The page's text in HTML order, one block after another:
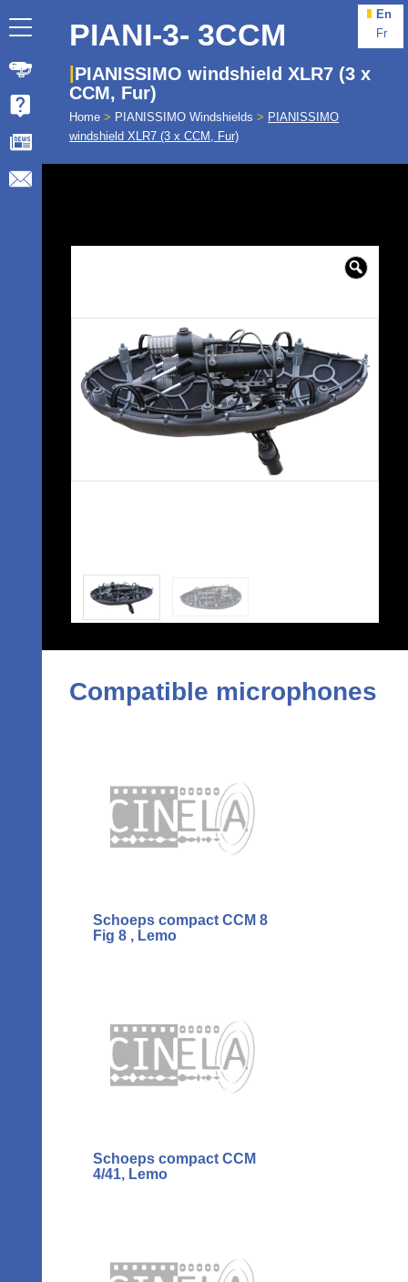
En
Fr
PIANI-3- 3CCM
PIANISSIMO windshield XLR7 (3 x
CCM, Fur)
Home > PIANISSIMO Windshields > PIANISSIMO
windshield XLR7 (3 x CCM, Fur)
Compatible microphones
Schoeps compact CCM 8
Fig 8 , Lemo
Schoeps compact CCM
4/41, Lemo